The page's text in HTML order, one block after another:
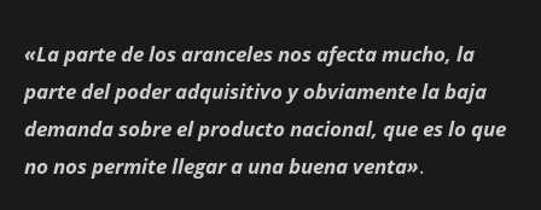
«La parte de los aranceles nos afecta mucho, la
parte del poder adquisitivo y obviamente la baja
demanda sobre el producto nacional, que es lo que
no nos permite llegar a una buena venta».